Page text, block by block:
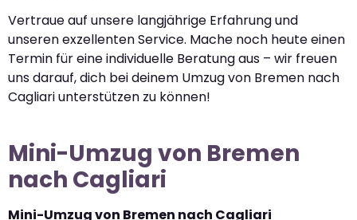
Vertraue auf unsere langjährige Erfahrung und
unseren exzellenten Service. Mache noch heute einen
Termin für eine individuelle Beratung aus – wir freuen
uns darauf, dich bei deinem Umzug von Bremen nach
Cagliari unterstützen zu können!
Mini-Umzug von Bremen
nach Cagliari
Mini-Umzug von Bremen nach Cagliari